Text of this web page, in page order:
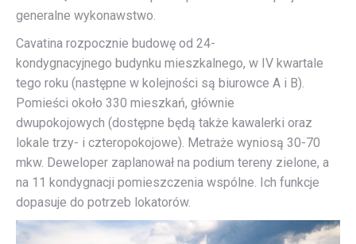
generalne wykonawstwo.
Cavatina rozpocznie budowę od 24-
kondygnacyjnego budynku mieszkalnego, w IV kwartale
tego roku (następne w kolejności są biurowce A i B).
Pomieści około 330 mieszkań, głównie
dwupokojowych (dostępne będą także kawalerki oraz
lokale trzy- i czteropokojowe). Metraże wyniosą 30-70
mkw. Deweloper zaplanował na podium tereny zielone, a
na 11 kondygnacji pomieszczenia wspólne. Ich funkcje
dopasuje do potrzeb lokatorów.